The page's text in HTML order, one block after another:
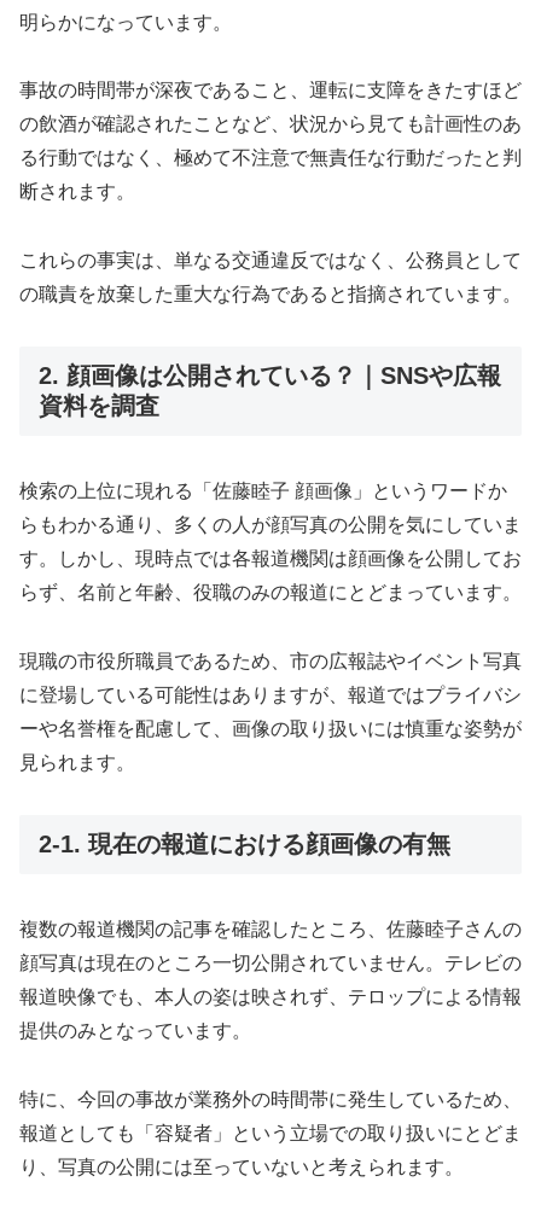
明らかになっています。
事故の時間帯が深夜であること、運転に支障をきたすほど
の飲酒が確認されたことなど、状況から見ても計画性のあ
る行動ではなく、極めて不注意で無責任な行動だったと判
断されます。
これらの事実は、単なる交通違反ではなく、公務員として
の職責を放棄した重大な行為であると指摘されています。
2. 顔画像は公開されている？｜SNSや広報
資料を調査
検索の上位に現れる「佐藤睦子 顔画像」というワードか
らもわかる通り、多くの人が顔写真の公開を気にしていま
す。しかし、現時点では各報道機関は顔画像を公開してお
らず、名前と年齢、役職のみの報道にとどまっています。
現職の市役所職員であるため、市の広報誌やイベント写真
に登場している可能性はありますが、報道ではプライバシ
ーや名誉権を配慮して、画像の取り扱いには慎重な姿勢が
見られます。
2-1. 現在の報道における顔画像の有無
複数の報道機関の記事を確認したところ、佐藤睦子さんの
顔写真は現在のところ一切公開されていません。テレビの
報道映像でも、本人の姿は映されず、テロップによる情報
提供のみとなっています。
特に、今回の事故が業務外の時間帯に発生しているため、
報道としても「容疑者」という立場での取り扱いにとどま
り、写真の公開には至っていないと考えられます。